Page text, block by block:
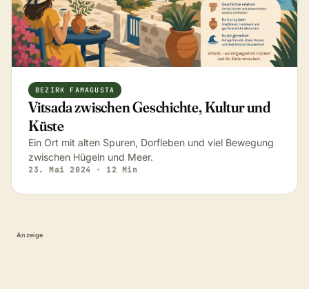
BEZIRK FAMAGUSTA
Vitsada zwischen Geschichte, Kultur und
Küste
Ein Ort mit alten Spuren, Dorfleben und viel Bewegung
zwischen Hügeln und Meer.
23. Mai 2024 · 12 Min
Anzeige